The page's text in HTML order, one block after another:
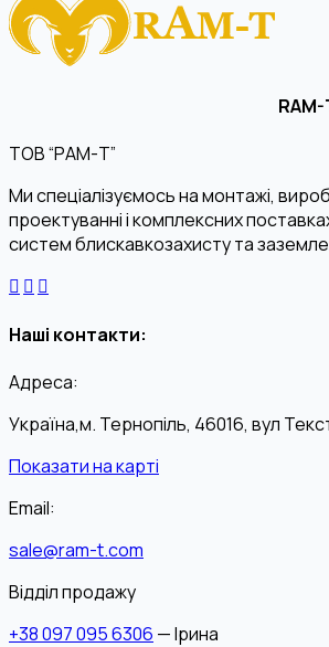
RAM-
ТОВ “РАМ-Т”
Ми спеціалізуємось на монтажі,
проектуванні і комплексних
систем блискавкозахисту та
Наші контакти:
Адреса:
Україна,м. Тернопіль, 46016, вул
Показати на карті
Email:
sale@ram-t.com
Відділ продажу
+38 097 095 6306 — Ірина